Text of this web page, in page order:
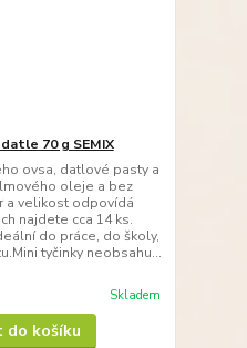
70 g SEMIX
ovsa, datlové pasty a
oleje a bez
a velikost odpovídá
najdete cca 14 ks.
do práce, do školy,
tyčinky neobsahu...
Skladem
do košíku